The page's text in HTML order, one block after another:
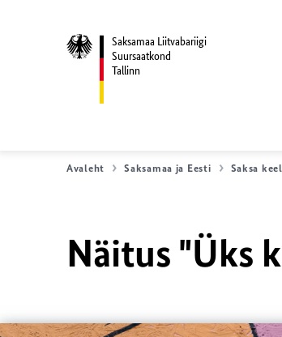
Saksamaa Liitvabariigi
Suursaatkond
Tallinn
Avaleht Saksamaa ja Eesti Saksa keel
Näitus "Üks